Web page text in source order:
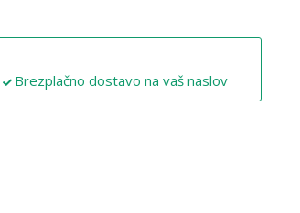
Brezplačno dostavo na vaš naslov